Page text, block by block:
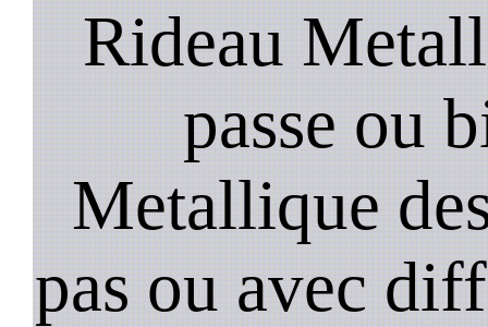
Rideau
passe ou
Metallique
pas ou avec